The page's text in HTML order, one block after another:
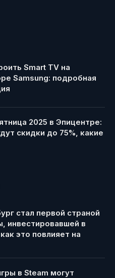
Smart TV на
Samsung: подробная
2025 в Эпицентре:
скидки до 75%, какие
стал первой страной
инвестировавшей в
это повлияет на
в Steam могут